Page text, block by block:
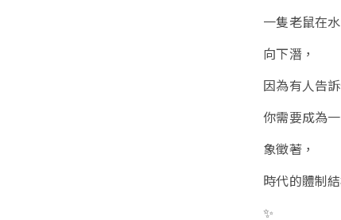
一隻老鼠在水
向下潛，
因為有人告訴
你需要成為一
象徵著，
時代的體制
✨